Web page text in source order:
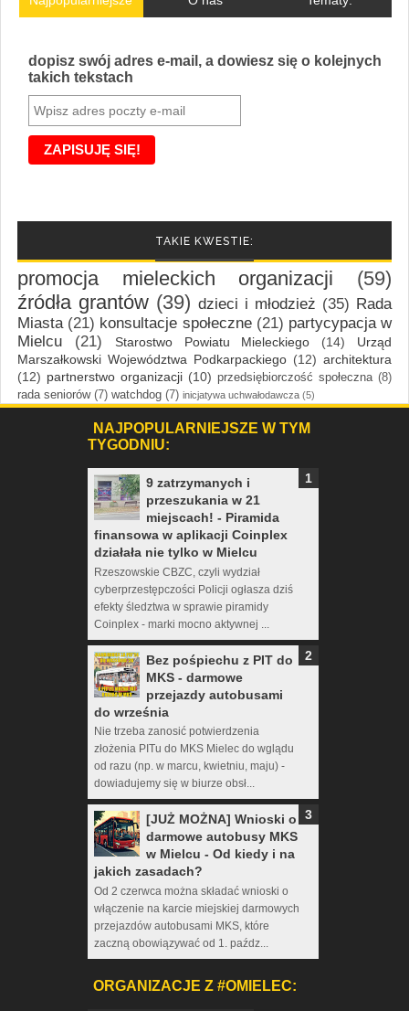
dopisz swój adres e-mail, a dowiesz się o kolejnych
takich tekstach
TAKIE KWESTIE:
promocja mieleckich organizacji
(59)
źródła grantów (39) dzieci i młodzież (35) Rada
Miasta (21) konsultacje społeczne (21) partycypacja w
Mielcu
(21) Starostwo Powiatu Mieleckiego (14)
Urząd
Marszałkowski Województwa Podkarpackiego (12) architektura
(12) partnerstwo organizacji (10) przedsiębiorczość społeczna (8)
rada seniorów (7) watchdog (7) inicjatywa uchwałodawcza (5)
NAJPOPULARNIEJSZE W TYM
TYGODNIU:
9 zatrzymanych i
przeszukania w 21
miejscach! - Piramida
finansowa w aplikacji Coinplex
działała nie tylko w Mielcu
Rzeszowskie CBZC, czyli wydział
cyberprzestępczości Policji ogłasza dziś
efekty śledztwa w sprawie piramidy
Coinplex - marki mocno aktywnej ...
Bez pośpiechu z PIT do
MKS - darmowe
przejazdy autobusami
do września
Nie trzeba zanosić potwierdzenia
złożenia PITu do MKS Mielec do wglądu
od razu (np. w marcu, kwietniu, maju) -
dowiadujemy się w biurze obsł...
[JUŻ MOŻNA] Wnioski o
darmowe autobusy MKS
w Mielcu - Od kiedy i na
jakich zasadach?
Od 2 czerwca można składać wnioski o
włączenie na karcie miejskiej darmowych
przejazdów autobusami MKS, które
zaczną obowiązywać od 1. paźdz...
ORGANIZACJE Z #OMIELEC: